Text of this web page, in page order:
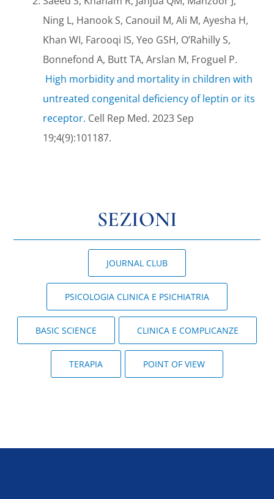
Ning L, Hanook S, Canouil M, Ali M, Ayesha H,
Khan WI, Farooqi IS, Yeo GSH, O’Rahilly S,
Bonnefond A, Butt TA, Arslan M, Froguel P.
High morbidity and mortality in children with
untreated congenital deficiency of leptin or its
receptor. Cell Rep Med. 2023 Sep
19;4(9):101187.
SEZIONI
JOURNAL CLUB
PSICOLOGIA CLINICA E PSICHIATRIA
BASIC SCIENCE CLINICA E COMPLICANZE
TERAPIA POINT OF VIEW